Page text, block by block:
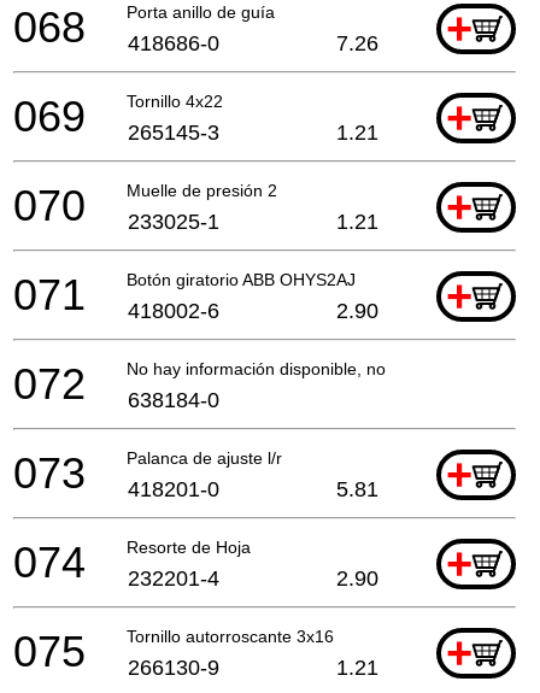
Porta anillo de guía +
068 418686-0 7.26
Tornillo 4x22 +
069 265145-3 1.21
Muelle de presión 2 +
070 233025-1 1.21
Botón giratorio ABB OHYS2AJ +
071 418002-6 2.90
No hay información disponible, no se puede pedir
072 638184-0
Palanca de ajuste l/r +
073 418201-0 5.81
Resorte de Hoja +
074 232201-4 2.90
Tornillo autorroscante 3x16 +
075 266130-9 1.21